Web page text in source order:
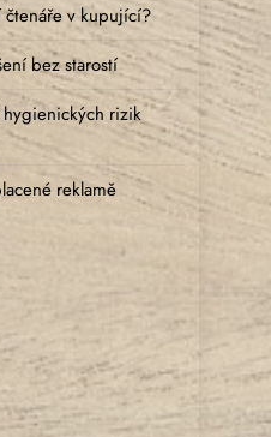
čtenáře v kupující?
bez starostí
rizik
reklamě